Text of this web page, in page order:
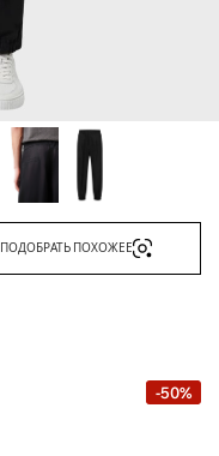
ПОДОБРАТЬ ПОХОЖЕЕ
-50%